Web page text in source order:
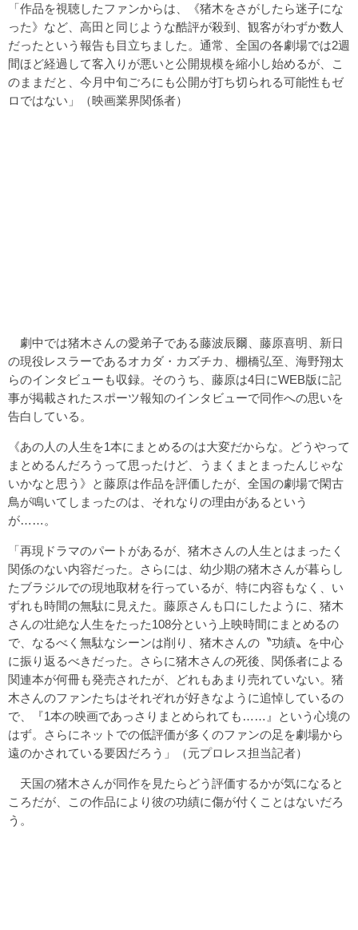
「作品を視聴したファンからは、《猪木をさがしたら迷子にな
った》など、高田と同じような酷評が殺到、観客がわずか数人
だったという報告も目立ちました。通常、全国の各劇場では2週
間ほど経過して客入りが悪いと公開規模を縮小し始めるが、こ
のままだと、今月中旬ごろにも公開が打ち切られる可能性もゼ
ロではない」（映画業界関係者）
劇中では猪木さんの愛弟子である藤波辰爾、藤原喜明、新日
の現役レスラーであるオカダ・カズチカ、棚橋弘至、海野翔太
らのインタビューも収録。そのうち、藤原は4日にWEB版に記
事が掲載されたスポーツ報知のインタビューで同作への思いを
告白している。
《あの人の人生を1本にまとめるのは大変だからな。どうやって
まとめるんだろうって思ったけど、うまくまとまったんじゃな
いかなと思う》と藤原は作品を評価したが、全国の劇場で閑古
鳥が鳴いてしまったのは、それなりの理由があるという
が……。
「再現ドラマのパートがあるが、猪木さんの人生とはまったく
関係のない内容だった。さらには、幼少期の猪木さんが暮らし
たブラジルでの現地取材を行っているが、特に内容もなく、い
ずれも時間の無駄に見えた。藤原さんも口にしたように、猪木
さんの壮絶な人生をたった108分という上映時間にまとめるの
で、なるべく無駄なシーンは削り、猪木さんの〝功績〟を中心
に振り返るべきだった。さらに猪木さんの死後、関係者による
関連本が何冊も発売されたが、どれもあまり売れていない。猪
木さんのファンたちはそれぞれが好きなように追悼しているの
で、『1本の映画であっさりまとめられても……』という心境の
はず。さらにネットでの低評価が多くのファンの足を劇場から
遠のかされている要因だろう」（元プロレス担当記者）
天国の猪木さんが同作を見たらどう評価するかが気になると
ころだが、この作品により彼の功績に傷が付くことはないだろ
う。